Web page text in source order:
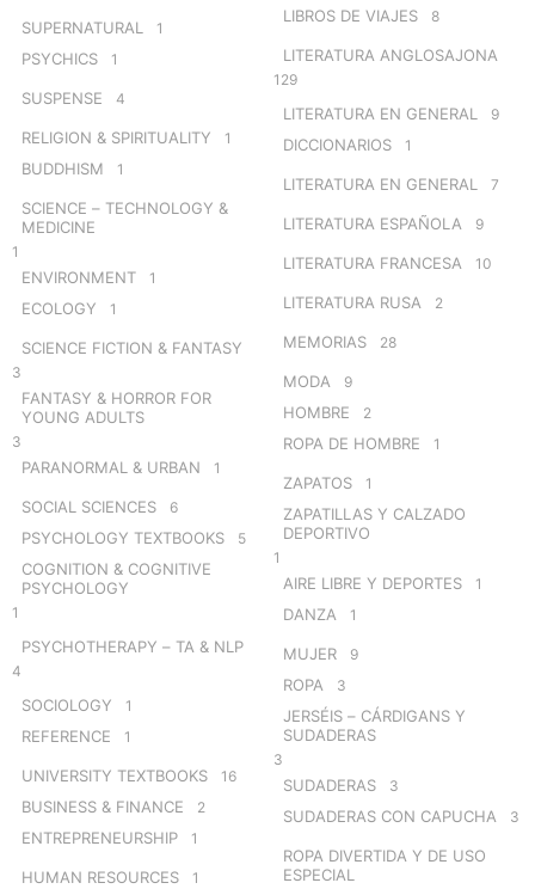
SUPERNATURAL 1
PSYCHICS 1
SUSPENSE 4
RELIGION & SPIRITUALITY 1
BUDDHISM 1
SCIENCE – TECHNOLOGY &
MEDICINE
1
ENVIRONMENT 1
ECOLOGY 1
SCIENCE FICTION & FANTASY
3
FANTASY & HORROR FOR
YOUNG ADULTS
3
PARANORMAL & URBAN 1
SOCIAL SCIENCES 6
PSYCHOLOGY TEXTBOOKS 5
COGNITION & COGNITIVE
PSYCHOLOGY
1
PSYCHOTHERAPY – TA & NLP
4
SOCIOLOGY 1
REFERENCE 1
UNIVERSITY TEXTBOOKS 16
BUSINESS & FINANCE 2
ENTREPRENEURSHIP 1
HUMAN RESOURCES 1
LIBROS DE VIAJES 8
LITERATURA ANGLOSAJONA
129
LITERATURA EN GENERAL 9
DICCIONARIOS 1
LITERATURA EN GENERAL 7
LITERATURA ESPAÑOLA 9
LITERATURA FRANCESA 10
LITERATURA RUSA 2
MEMORIAS 28
MODA 9
HOMBRE 2
ROPA DE HOMBRE 1
ZAPATOS 1
ZAPATILLAS Y CALZADO
DEPORTIVO
1
AIRE LIBRE Y DEPORTES 1
DANZA 1
MUJER 9
ROPA 3
JERSÉIS – CÁRDIGANS Y
SUDADERAS
3
SUDADERAS 3
SUDADERAS CON CAPUCHA 3
ROPA DIVERTIDA Y DE USO
ESPECIAL